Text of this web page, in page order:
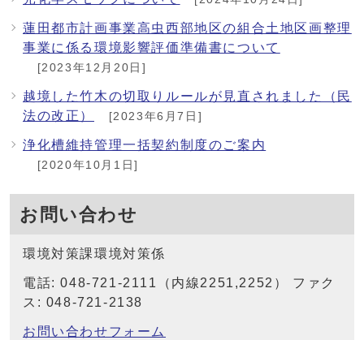
蓮田都市計画事業高虫西部地区の組合土地区画整理
事業に係る環境影響評価準備書について
[2023年12月20日]
越境した竹木の切取りルールが見直されました（民
法の改正）
[2023年6月7日]
浄化槽維持管理一括契約制度のご案内
[2020年10月1日]
お問い合わせ
環境対策課環境対策係
電話: 048-721-2111（内線2251,2252） ファク
ス: 048-721-2138
お問い合わせフォーム